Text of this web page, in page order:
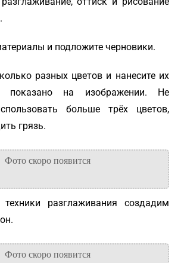
и подложите черновики.
разных цветов и нанесите их
показано на изображении. Не
больше трёх цветов,
грязь.
разглаживания создадим